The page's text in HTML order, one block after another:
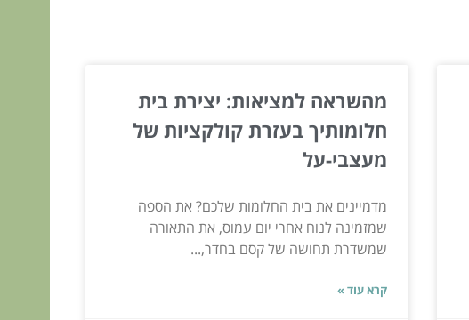
מהשראה למציאות: יצירת בית
חלומותיך בעזרת קולקציות של
מעצבי-על
מדמיינים את בית החלומות שלכם? את הספה
שמזמינה לנוח אחרי יום עמוס, את התאורה
שמשדרת תחושה של קסם בחדר,...
קרא עוד »